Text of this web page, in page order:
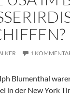
1
Blumenthal
in der New York